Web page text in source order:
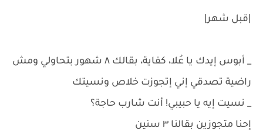
|قبل شهر|
_ أبوس إيدك يا عُلا، كفاية، بقالك ٨ شهور بتحاولي ومش
راضية تصدقي إني إتجوزت خلاص ونسيتك
_ نسيت إيه يا حبيبي! أنت شارب حاجة؟
إحنا متجوزين بقالنا ٣ سنين